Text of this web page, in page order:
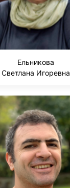
Ельникова
Светлана Игоревна